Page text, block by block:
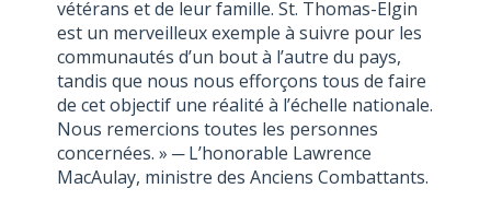
vétérans et de leur famille. St. Thomas-Elgin
est un merveilleux exemple à suivre pour les
communautés d’un bout à l’autre du pays,
tandis que nous nous efforçons tous de faire
de cet objectif une réalité à l’échelle nationale.
Nous remercions toutes les personnes
concernées. » ─ L’honorable Lawrence
MacAulay, ministre des Anciens Combattants.